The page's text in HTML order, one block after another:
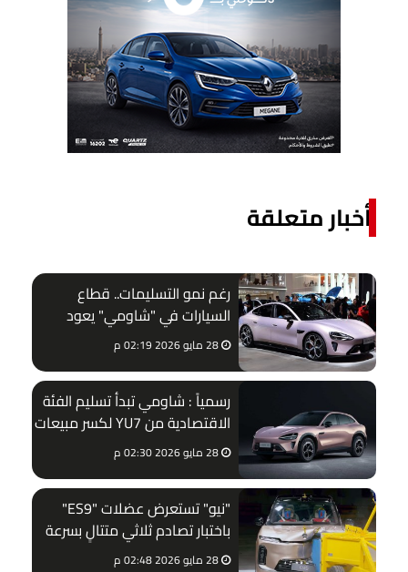
أخبار متعلقة
رغم نمو التسليمات.. قطاع
السيارات في "شاومي" يعود
للمربع الأحمر
28 مايو 2026 02:19 م
رسمياً : شاومي تبدأ تسليم الفئة
الاقتصادية من YU7 لكسر مبيعات
تسلا Y
28 مايو 2026 02:30 م
"نيو" تستعرض عضلات "ES9"
باختبار تصادم ثلاثي متتالٍ بسرعة
100 كم/ساعة
28 مايو 2026 02:48 م